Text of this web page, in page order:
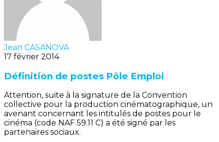
Jean CASANOVA
17 février 2014
Définition de postes Pôle Emploi
Attention, suite à la signature de la Convention
collective pour la production cinématographique, un
avenant concernant les intitulés de postes pour le
cinéma (code NAF 59.11 C) a été signé par les
partenaires sociaux.